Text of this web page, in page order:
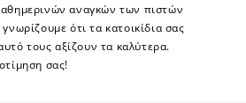
αναγκών των πιστών
ότι τα κατοικίδια σας
τους αξίζουν τα καλύτερα.
σας!